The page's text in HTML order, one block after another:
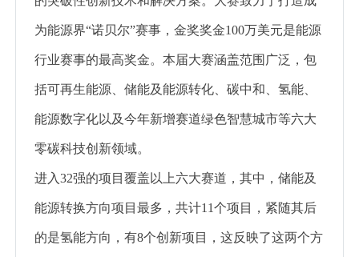
为能源界“诺贝尔”赛事，金奖奖金100万美元是能源
行业赛事的最高奖金。本届大赛涵盖范围广泛，包
括可再生能源、储能及能源转化、碳中和、氢能、
能源数字化以及今年新增赛道绿色智慧城市等六大
零碳科技创新领域。
进入32强的项目覆盖以上六大赛道，其中，储能及
能源转换方向项目最多，共计11个项目，紧随其后
的是氢能方向，有8个创新项目，这反映了这两个方